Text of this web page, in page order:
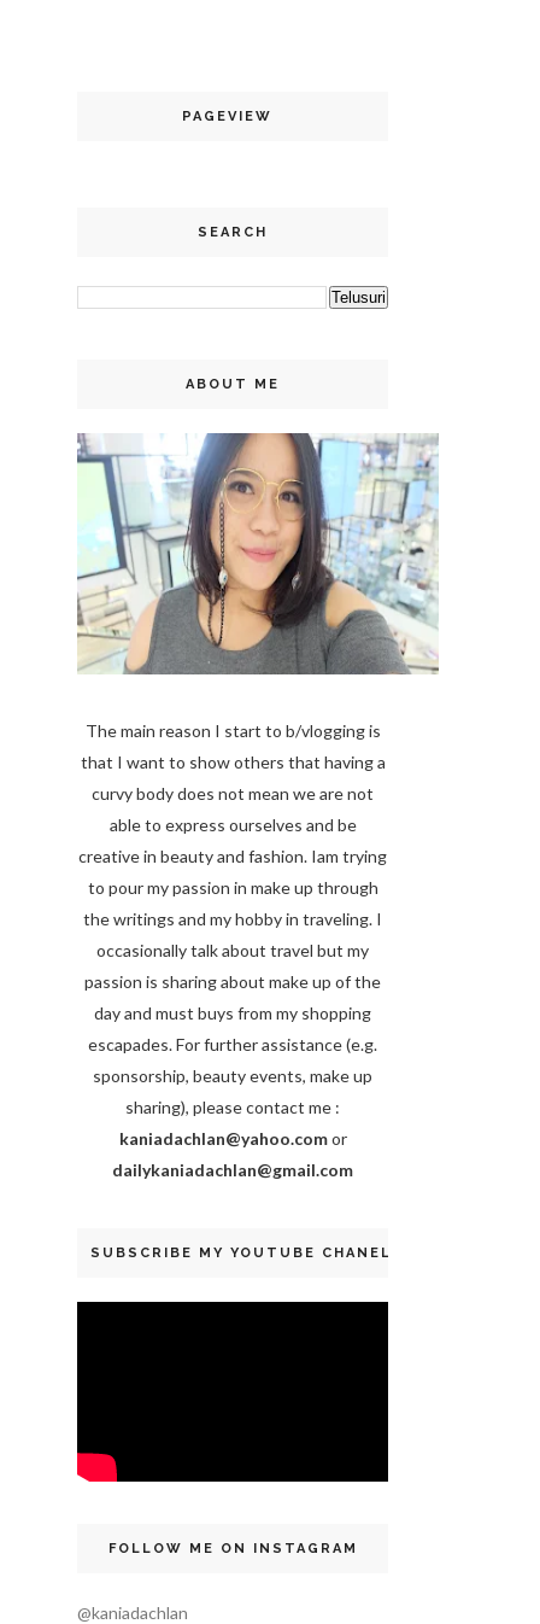
PAGEVIEW
SEARCH
ABOUT ME
The main reason I start to b/vlogging is
that I want to show others that having a
curvy body does not mean we are not
able to express ourselves and be
creative in beauty and fashion. Iam trying
to pour my passion in make up through
the writings and my hobby in traveling. I
occasionally talk about travel but my
passion is sharing about make up of the
day and must buys from my shopping
escapades. For further assistance (e.g.
sponsorship, beauty events, make up
sharing), please contact me :
kaniadachlan@yahoo.comor
dailykaniadachlan@gmail.com
SUBSCRIBE MY YOUTUBE CHANEL
FOLLOW ME ON INSTAGRAM
@kaniadachlan